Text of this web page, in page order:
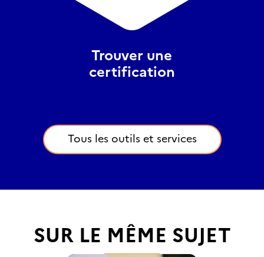
Trouver une
certification
Tous les outils et services
SUR LE MÊME SUJET